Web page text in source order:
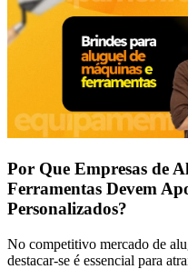
Por Que Empresas de
Ferramentas Devem
Personalizados?
No competitivo mercado de
destacar-se é essencial para